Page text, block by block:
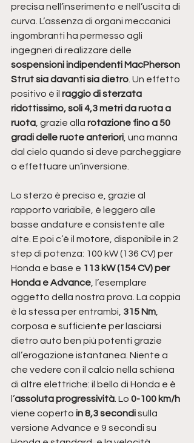
precisa nell’inserimento e nell’uscita di
curva. L’assenza di organi meccanici
ingombranti ha permesso agli
ingegneri di realizzare delle
sospensioni indipendenti MacPherson
Strut sia davanti sia dietro . Un effetto
positivo è il raggio di sterzata
ridottissimo, soli 4,3 metri da ruota a
ruota , grazie alla rotazione fino a 50
gradi delle ruote anteriori , una manna
dal cielo quando si deve parcheggiare
o effettuare un’inversione.
Lo sterzo è preciso e, grazie al
rapporto variabile, è leggero alle
basse andature e consistente alle
alte. E poi c’è il motore, disponibile in 2
step di potenza: 100 kW (136 CV) per
Honda e base e 113 kW (154 CV) per
Honda e Advance , l’esemplare
oggetto della nostra prova. La coppia
è la stessa per entrambi, 315 Nm
corposa e sufficiente per lasciarsi
dietro auto ben più potenti grazie
all’erogazione istantanea. Niente a
che vedere con il calcio nella schiena
di altre elettriche: il bello di Honda e è
l’assoluta progressività . Lo 0-100 km/h
viene coperto in 8,3 secondi sulla
versione Advance e 9 secondi su